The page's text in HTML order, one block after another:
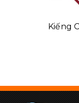
Kiếng